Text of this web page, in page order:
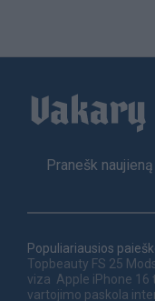
Footer
Pranešk naujieną
Populiariausios
Topbeauty FS 25
viza Apple iPhone 16
vartojimo paskola